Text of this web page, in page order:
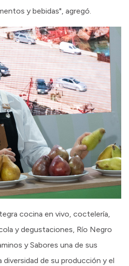
y bebidas", agregó.
cocina en vivo, coctelería,
y degustaciones, Río Negro
y Sabores una de sus
diversidad de su producción y el